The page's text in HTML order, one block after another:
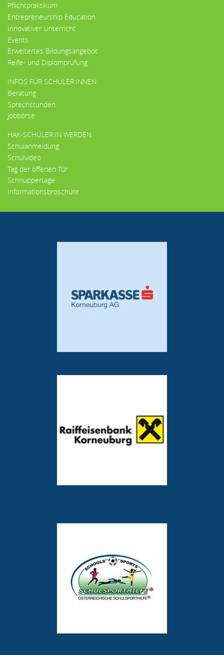
Pflichtpraktikum
Entrepreneurship Education
Innovativer Unterricht
Events
Erweitertes Bildungsangebot
Reife- und Diplomprüfung
INFOS FÜR SCHÜLER:INNEN
Beratung
Sprechstunden
Jobbörse
HAK-SCHÜLER:IN WERDEN
Schulanmeldung
Schulvideo
Tag der offenen Tür
Schnuppertage
Informationsbroschüre